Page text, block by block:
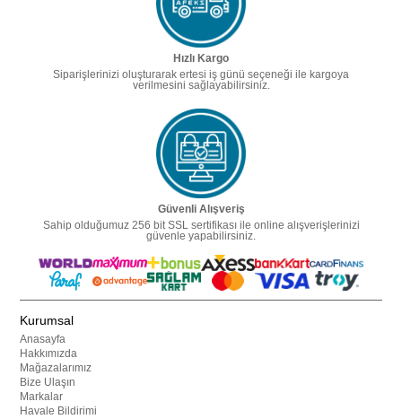
Hızlı Kargo
Siparişlerinizi oluşturarak ertesi iş günü seçeneği ile kargoya
verilmesini sağlayabilirsiniz.
Güvenli Alışveriş
Sahip olduğumuz 256 bit SSL sertifikası ile online alışverişlerinizi
güvenle yapabilirsiniz.
Kurumsal
Anasayfa
Hakkımızda
Mağazalarımız
Bize Ulaşın
Markalar
Havale Bildirimi